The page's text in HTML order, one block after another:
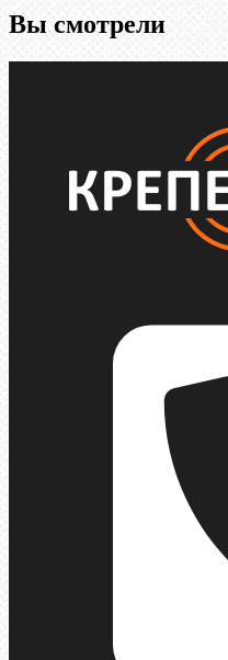
Вы смотрели